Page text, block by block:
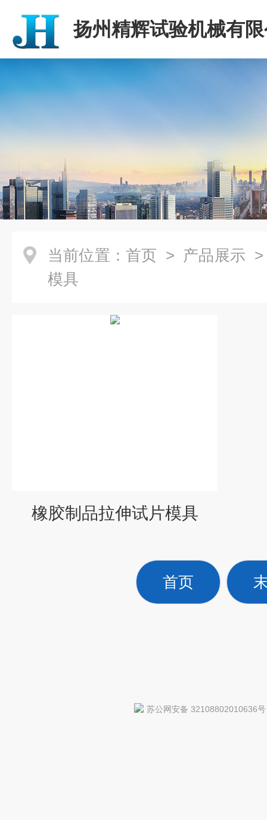
扬州精辉试验机械有
当前位置： 首页 > 产品展示
模具
橡胶制品拉伸试片模具
首页
苏公网安备 32108802010636号